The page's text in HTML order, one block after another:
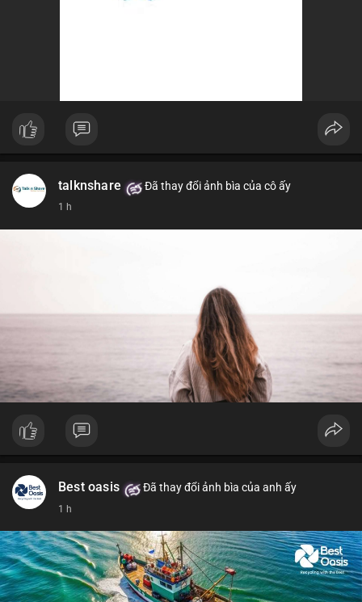
talknshare Đã thay đổi ảnh bìa của cô ấy
1 h
Best oasis Đã thay đổi ảnh bìa của anh ấy
1 h